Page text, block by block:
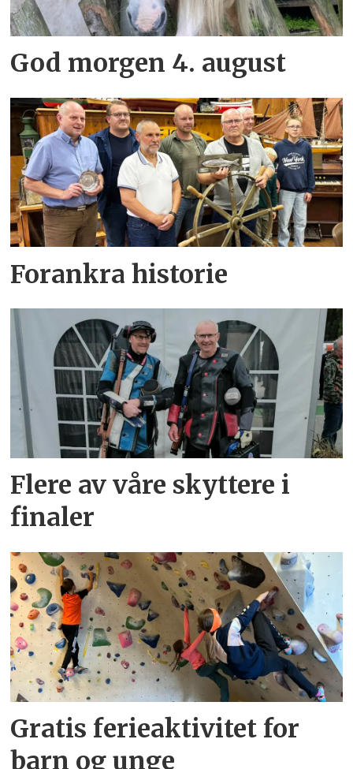
God morgen 4. august
Forankra historie
Flere av våre skyttere i
finaler
Gratis ferieaktivitet for
barn og unge